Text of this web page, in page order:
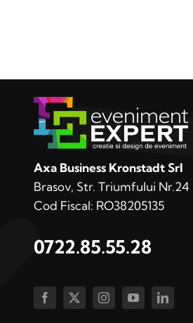
Axa Business Kronstadt Srl
Brasov, Str. Triumfului Nr.24
Cod Fiscal: RO38205135
0722.85.55.28